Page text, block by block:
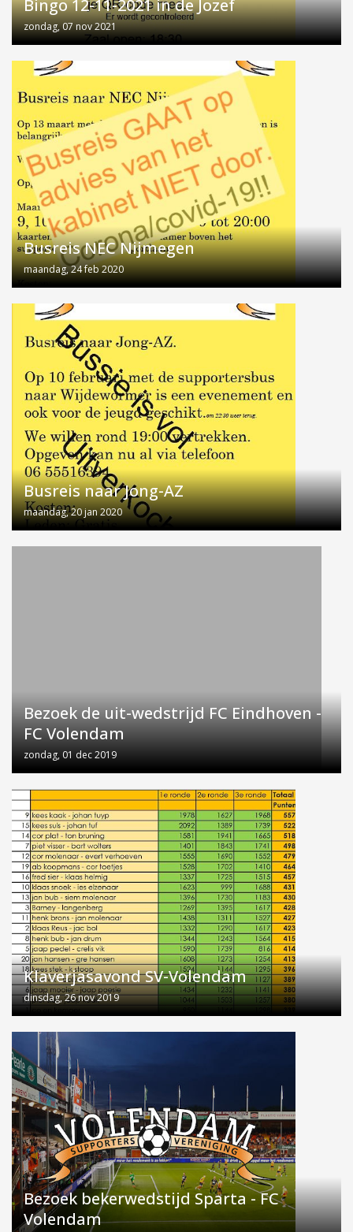
Bingo 12-11-2021 in de Jozef
zondag, 07 nov 2021
Busreis NEC Nijmegen
maandag, 24 feb 2020
Busreis naar Jong-AZ
maandag, 20 jan 2020
Bezoek de uit-wedstrijd FC Eindhoven -
FC Volendam
zondag, 01 dec 2019
Klaverjasavond SV-Volendam
dinsdag, 26 nov 2019
Bezoek bekerwedstijd Sparta - FC
Volendam